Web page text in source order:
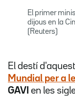
El primer
dijous en la
(Reuters)
El destí
Mundial per a
GAVI en les